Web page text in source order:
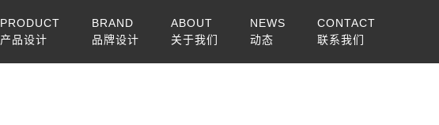
PRODUCT
产品设计
BRAND
品牌设计
ABOUT
关于我们
NEWS
动态
CONTACT
联系我们